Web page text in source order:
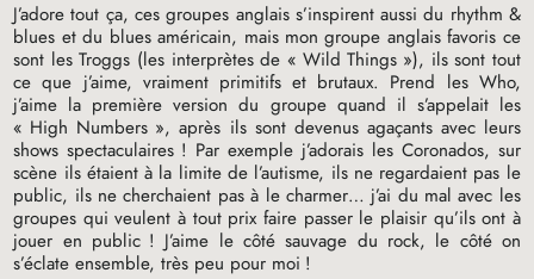
J’adore tout ça, ces groupes anglais s’inspirent aussi du rhythm &
blues et du blues américain, mais mon groupe anglais favoris ce
sont les Troggs (les interprètes de « Wild Things »), ils sont tout
ce que j’aime, vraiment primitifs et brutaux. Prend les Who,
j’aime la première version du groupe quand il s’appelait les
« High Numbers », après ils sont devenus agaçants avec leurs
shows spectaculaires ! Par exemple j’adorais les Coronados, sur
scène ils étaient à la limite de l’autisme, ils ne regardaient pas le
public, ils ne cherchaient pas à le charmer… j’ai du mal avec les
groupes qui veulent à tout prix faire passer le plaisir qu’ils ont à
jouer en public ! J’aime le côté sauvage du rock, le côté on
s’éclate ensemble, très peu pour moi !